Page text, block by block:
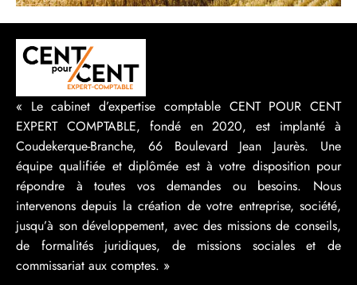
« Le cabinet d’expertise comptable CENT POUR CENT
EXPERT COMPTABLE, fondé en 2020, est implanté à
Coudekerque-Branche, 66 Boulevard Jean Jaurès. Une
équipe qualifiée et diplômée est à votre disposition pour
répondre à toutes vos demandes ou besoins. Nous
intervenons depuis la création de votre entreprise, société,
jusqu’à son développement, avec des missions de conseils,
de formalités juridiques, de missions sociales et de
commissariat aux comptes. »